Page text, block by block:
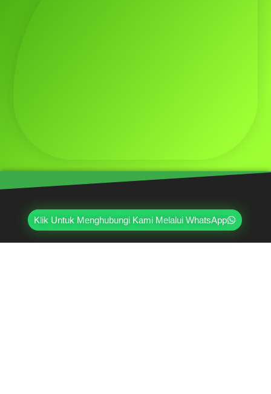
Klik Untuk Menghubungi Kami Melalui WhatsApp